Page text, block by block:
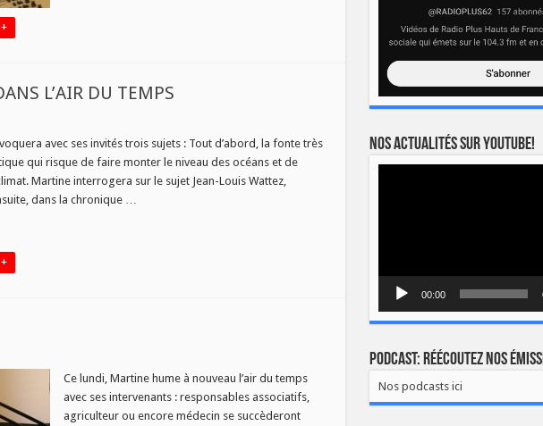
L’AIR DU TEMPS
avec ses invités trois sujets : Tout d’abord, la fonte très
qui risque de faire monter le niveau des océans et de
Martine interrogera sur le sujet Jean-Louis Wattez,
dans la chronique …
09
Ce lundi, Martine hume à nouveau l’air du temps
avec ses intervenants : responsables associatifs,
agriculteur ou encore médecin se succèderont
Nos actualités sur YOUTUBE!
00:00
Podcast: Réécoutez nos
Nos podcasts ici